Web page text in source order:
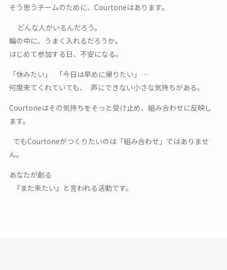
そう思うチームのために、Courtoneはあります。
どんな人がいるんだろう。
輪の中に、うまく入れるだろうか。
はじめて参加する日、不安になる。
「休みたい」 「今日は早めに帰りたい」…
何度来てくれていても、 声にできない小さな気持ちがある。
Courtoneはその気持ちをそっと受け止め、組み合わせに反映し
ます。
でもCourtoneがつくりたいのは「組み合わせ」ではありませ
ん。
あなたが創る
『また来たい』と言われる活動です。